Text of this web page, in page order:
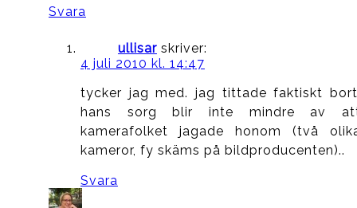
Svara
ullisar skriver:
4 juli 2010 kl. 14:47
tycker jag med. jag tittade faktiskt
hans sorg blir inte mindre av
kamerafolket jagade honom (två
kameror, fy skäms på bildproducenten)..
Svara